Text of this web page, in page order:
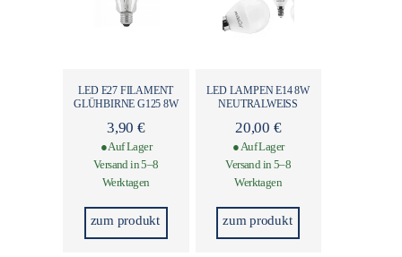
LED E27 FILAMENT
GLÜHBIRNE G125 8W
3,90 €
● Auf Lager
Versand in 5–8
Werktagen
zum produkt
LED LAMPEN E14 8W
NEUTRALWEISS​
20,00 €
● Auf Lager
Versand in 5–8
Werktagen
zum produkt